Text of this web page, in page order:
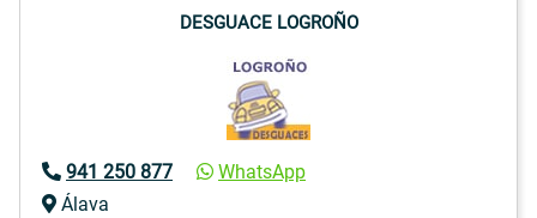
DESGUACE LOGROÑO
941 250 877
WhatsApp
Álava